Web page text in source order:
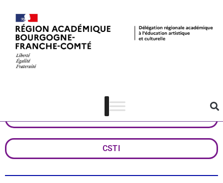
Arts visuels
CSTI